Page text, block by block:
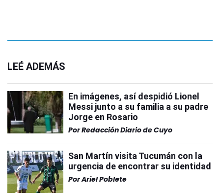
LEÉ ADEMÁS
En imágenes, así despidió Lionel
Messi junto a su familia a su padre
Jorge en Rosario
PorRedacción Diario de Cuyo
San Martín visita Tucumán con la
urgencia de encontrar su identidad
PorAriel Poblete